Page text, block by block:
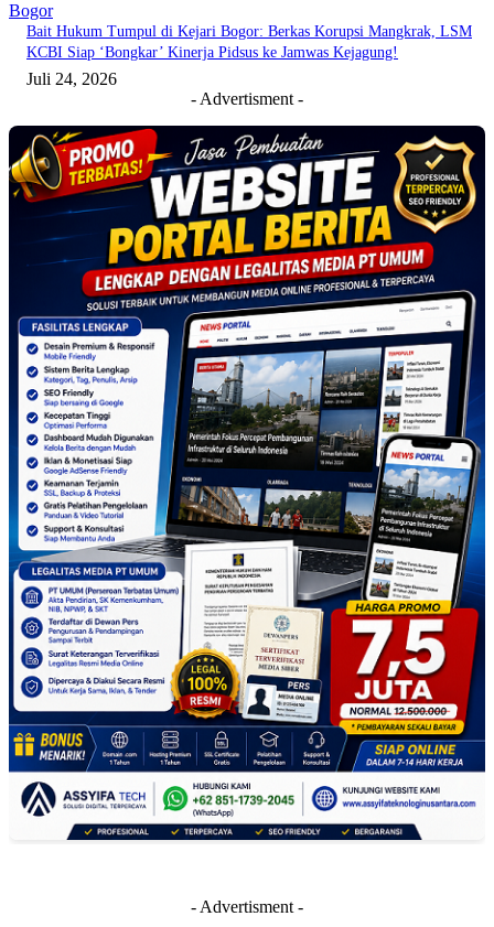
Bogor
Bait Hukum Tumpul di Kejari Bogor: Berkas Korupsi Mangkrak, LSM
KCBI Siap ‘Bongkar’ Kinerja Pidsus ke Jamwas Kejagung!
Juli 24, 2026
- Advertisment -
- Advertisment -